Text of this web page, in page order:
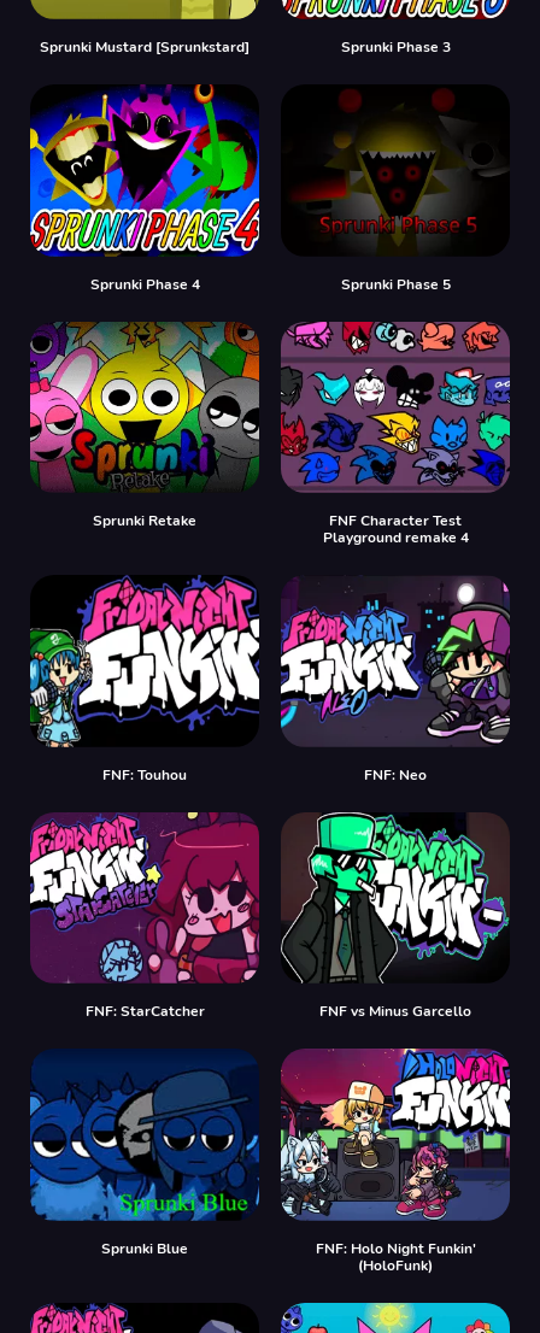
Sprunki Mustard [Sprunkstard] Sprunki Phase 3
Sprunki Phase 4 Sprunki Phase 5
Sprunki Retake
FNF Character Test
Playground remake 4
FNF: Touhou FNF: Neo
FNF: StarCatcher FNF vs Minus Garcello
Sprunki Blue
FNF: Holo Night Funkin'
(HoloFunk)